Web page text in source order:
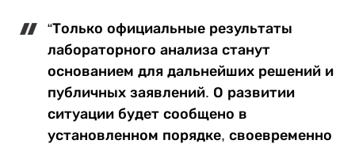
“Только официальные результаты
лабораторного анализа станут
основанием для дальнейших решений и
публичных заявлений. О развитии
ситуации будет сообщено в
установленном порядке, своевременно